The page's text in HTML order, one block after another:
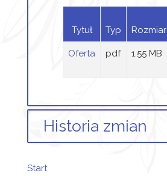
Tytuł Typ Rozmiar
Oferta pdf 1.55 MB
Historia zmian
Start